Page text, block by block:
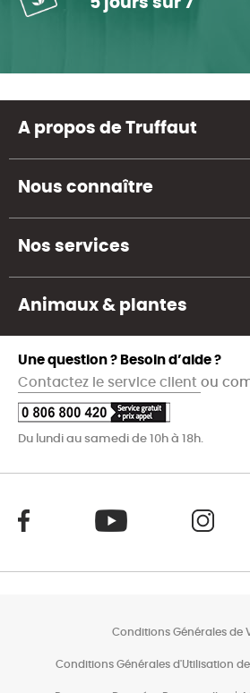
A propos de Truffaut
Nous connaître
Nos services
Animaux & plantes
Une question ? Besoin d’aide ?
Contactez le service client ou
Du lundi au samedi de 10h à 18h.
Conditions Générales de
Conditions Générales d'Utilisation